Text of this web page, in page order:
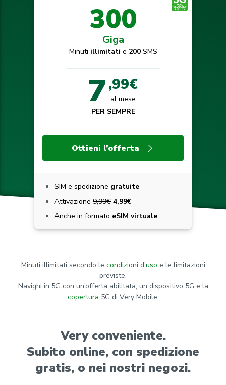
300
Giga
Minuti illimitati e 200 SMS
7,99€
al mese
PER SEMPRE
Ottieni l’offerta
SIM e spedizione gratuite
Attivazione 9,99€ 4,99€
Anche in formato eSIM virtuale
Minuti illimitati secondo le condizioni d'uso e le limitazioni
previste.
Navighi in 5G con un’offerta abilitata, un dispositivo 5G e la
copertura 5G di Very Mobile.
Very conveniente.
Subito online, con spedizione
gratis, o nei nostri negozi.